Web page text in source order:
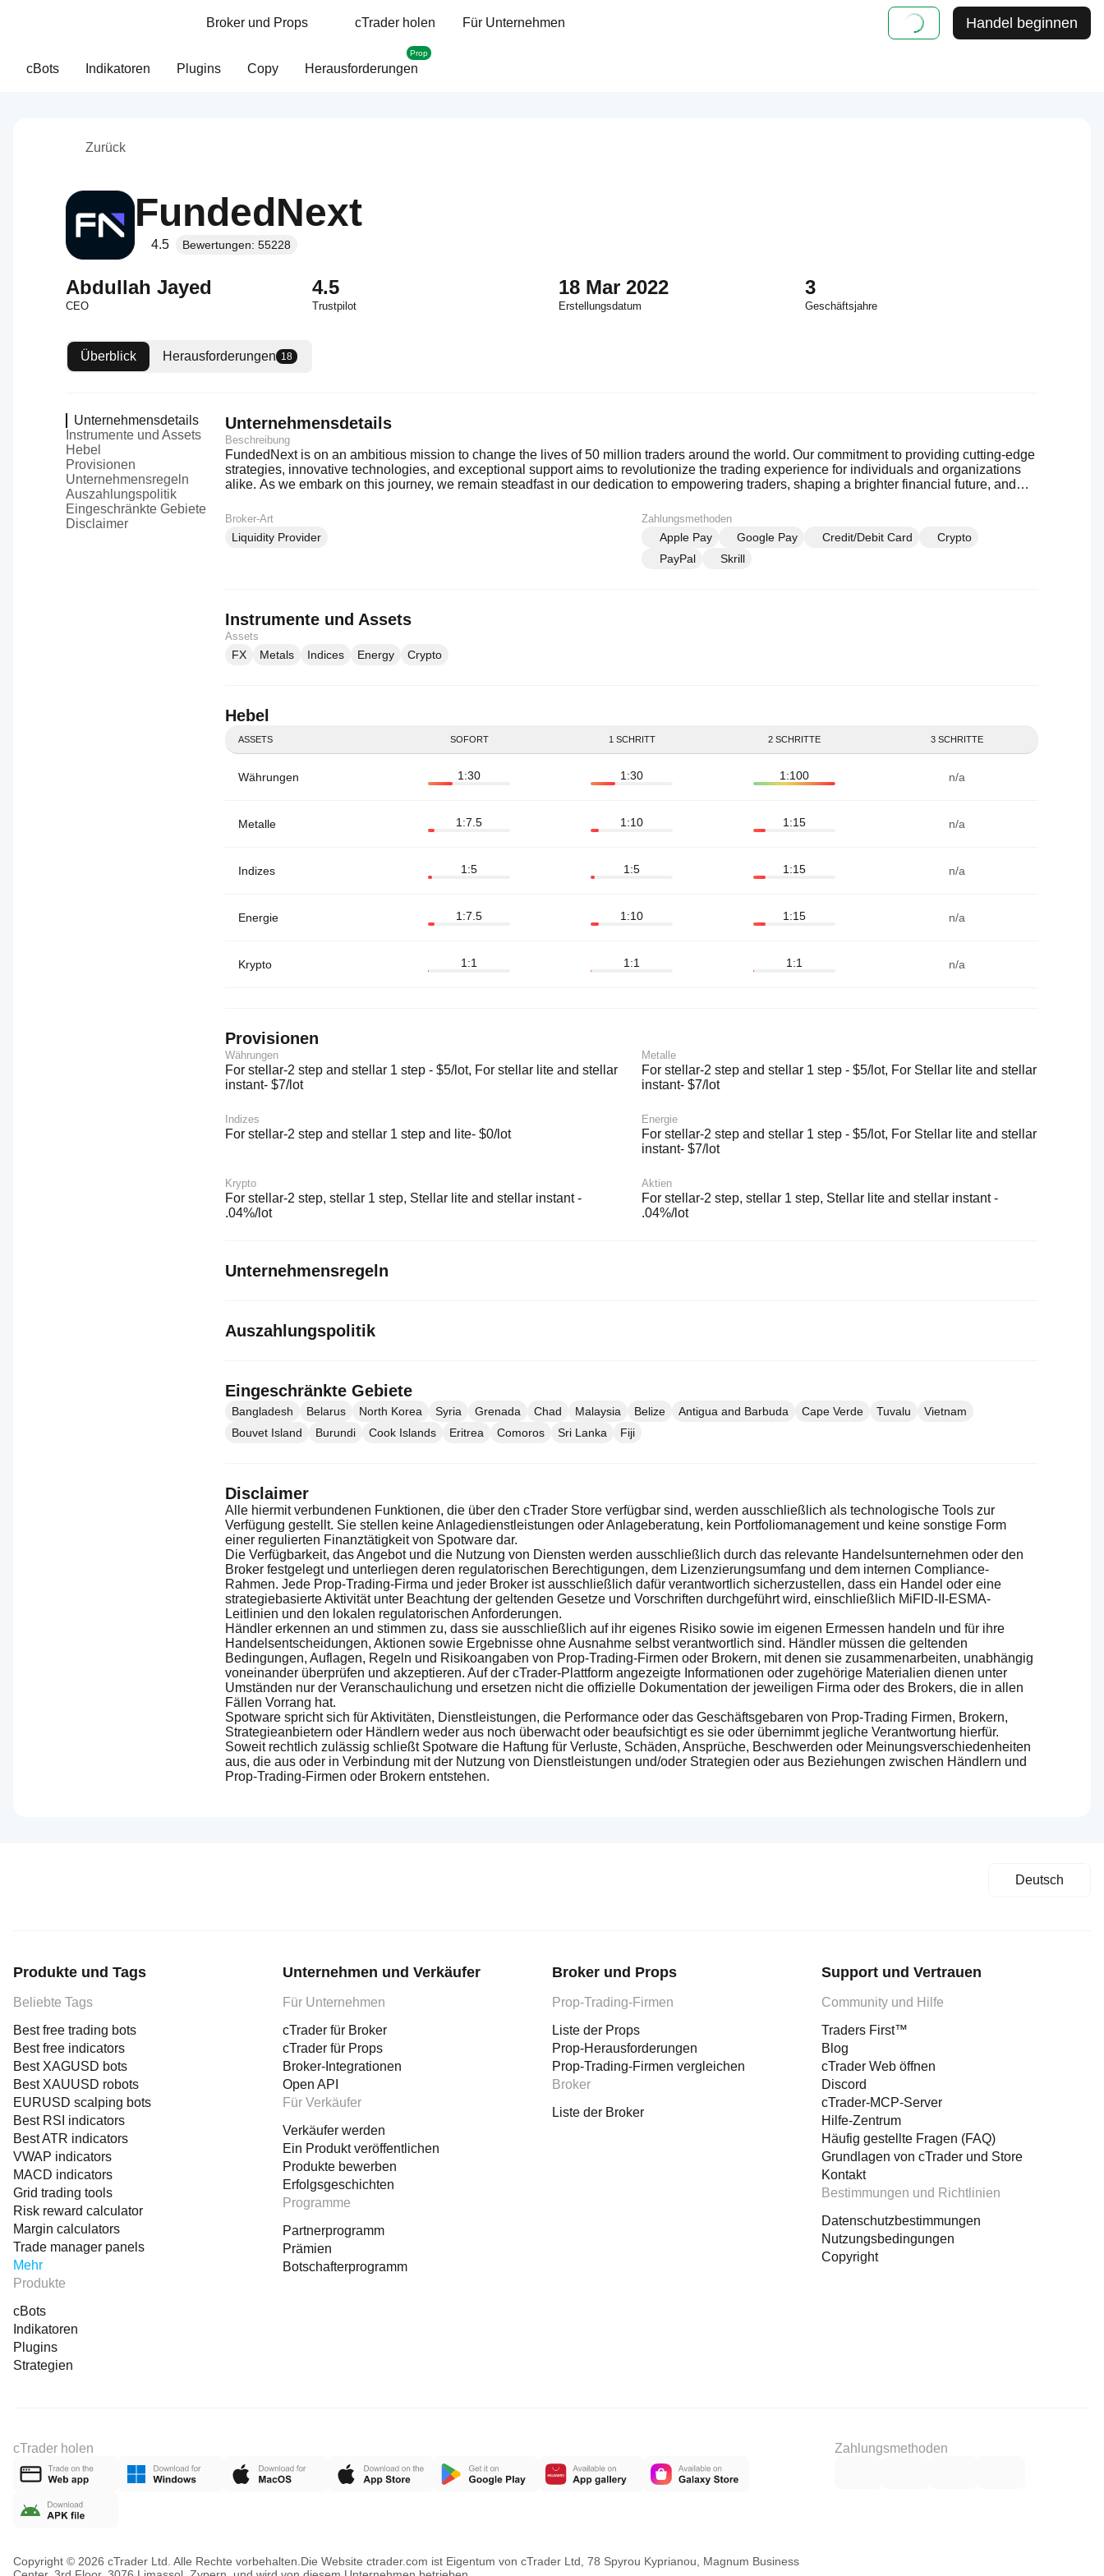
Broker und Props cTrader holen Für Unternehmen Handel beginnen
cBots Indikatoren Plugins Copy Herausforderungen
Prop
Zurück
FundedNext
4.5 Bewertungen: 55228
Abdullah Jayed
CEO
4.5
Trustpilot
18 Mar 2022
Erstellungsdatum
3
Geschäftsjahre
Überblick Herausforderungen 18
Unternehmensdetails
Instrumente und Assets
Hebel
Provisionen
Unternehmensregeln
Auszahlungspolitik
Eingeschränkte Gebiete
Disclaimer
Unternehmensdetails
Beschreibung
FundedNext is on an ambitious mission to change the lives of 50 million traders around the world. Our commitment to providing cutting-edge
strategies, innovative technologies, and exceptional support aims to revolutionize the trading experience for individuals and organizations
alike. As we embark on this journey, we remain steadfast in our dedication to empowering traders, shaping a brighter financial future, and
Broker-Art
Liquidity Provider
Zahlungsmethoden
Apple Pay Google Pay Credit/Debit Card
Crypto
PayPal
Skrill
Instrumente und Assets
Assets
FX Metals Indices Energy Crypto
Hebel
ASSETS SOFORT 1 SCHRITT 2 SCHRITTE 3 SCHRITTE
Währungen 1:30 1:30 1:100 n/a
Metalle 1:7.5 1:10 1:15 n/a
Indizes 1:5 1:5 1:15 n/a
Energie 1:7.5 1:10 1:15 n/a
Krypto 1:1 1:1 1:1 n/a
Provisionen
Währungen
For stellar-2 step and stellar 1 step - $5/lot, For stellar lite and stellar
instant- $7/lot
Metalle
For stellar-2 step and stellar 1 step - $5/lot, For Stellar lite and stellar
instant- $7/lot
Indizes
For stellar-2 step and stellar 1 step and lite- $0/lot
Energie
For stellar-2 step and stellar 1 step - $5/lot, For Stellar lite and stellar
instant- $7/lot
Krypto
For stellar-2 step, stellar 1 step, Stellar lite and stellar instant -
.04%/lot
Aktien
For stellar-2 step, stellar 1 step, Stellar lite and stellar instant -
.04%/lot
Unternehmensregeln
Auszahlungspolitik
Eingeschränkte Gebiete
Bangladesh Belarus North Korea Syria Grenada Chad Malaysia Belize Antigua and Barbuda Cape Verde Tuvalu
Vietnam
Bouvet Island
Burundi Cook Islands Eritrea Comoros Sri Lanka Fiji
Disclaimer
Alle hiermit verbundenen Funktionen, die über den cTrader Store verfügbar sind, werden ausschließlich als technologische Tools zur
Verfügung gestellt. Sie stellen keine Anlagedienstleistungen oder Anlageberatung, kein Portfoliomanagement und keine sonstige Form
einer regulierten Finanztätigkeit von Spotware dar.
Die Verfügbarkeit, das Angebot und die Nutzung von Diensten werden ausschließlich durch das relevante Handelsunternehmen oder den
Broker festgelegt und unterliegen deren regulatorischen Berechtigungen, dem Lizenzierungsumfang und dem internen Compliance-
Rahmen. Jede Prop-Trading-Firma und jeder Broker ist ausschließlich dafür verantwortlich sicherzustellen, dass ein Handel oder eine
strategiebasierte Aktivität unter Beachtung der geltenden Gesetze und Vorschriften durchgeführt wird, einschließlich MiFID-II-ESMA-
Leitlinien und den lokalen regulatorischen Anforderungen.
Händler erkennen an und stimmen zu, dass sie ausschließlich auf ihr eigenes Risiko sowie im eigenen Ermessen handeln und für ihre
Handelsentscheidungen, Aktionen sowie Ergebnisse ohne Ausnahme selbst verantwortlich sind. Händler müssen die geltenden
Bedingungen, Auflagen, Regeln und Risikoangaben von Prop-Trading-Firmen oder Brokern, mit denen sie zusammenarbeiten, unabhängig
voneinander überprüfen und akzeptieren. Auf der cTrader-Plattform angezeigte Informationen oder zugehörige Materialien dienen unter
Umständen nur der Veranschaulichung und ersetzen nicht die offizielle Dokumentation der jeweiligen Firma oder des Brokers, die in allen
Fällen Vorrang hat.
Spotware spricht sich für Aktivitäten, Dienstleistungen, die Performance oder das Geschäftsgebaren von Prop-Trading Firmen, Brokern,
Strategieanbietern oder Händlern weder aus noch überwacht oder beaufsichtigt es sie oder übernimmt jegliche Verantwortung hierfür.
Soweit rechtlich zulässig schließt Spotware die Haftung für Verluste, Schäden, Ansprüche, Beschwerden oder Meinungsverschiedenheiten
aus, die aus oder in Verbindung mit der Nutzung von Dienstleistungen und/oder Strategien oder aus Beziehungen zwischen Händlern und
Prop-Trading-Firmen oder Brokern entstehen.
Deutsch
Produkte und Tags
Beliebte Tags
Best free trading bots
Best free indicators
Best XAGUSD bots
Best XAUUSD robots
EURUSD scalping bots
Best RSI indicators
Best ATR indicators
VWAP indicators
MACD indicators
Grid trading tools
Risk reward calculator
Margin calculators
Trade manager panels
Mehr
Produkte
cBots
Indikatoren
Plugins
Strategien
Unternehmen und Verkäufer
Für Unternehmen
cTrader für Broker
cTrader für Props
Broker-Integrationen
Open API
Für Verkäufer
Verkäufer werden
Ein Produkt veröffentlichen
Produkte bewerben
Erfolgsgeschichten
Programme
Partnerprogramm
Prämien
Botschafterprogramm
Broker und Props
Prop-Trading-Firmen
Liste der Props
Prop-Herausforderungen
Prop-Trading-Firmen vergleichen
Broker
Liste der Broker
Support und Vertrauen
Community und Hilfe
Traders First™
Blog
cTrader Web öffnen
Discord
cTrader-MCP-Server
Hilfe-Zentrum
Häufig gestellte Fragen (FAQ)
Grundlagen von cTrader und Store
Kontakt
Bestimmungen und Richtlinien
Datenschutzbestimmungen
Nutzungsbedingungen
Copyright
cTrader holen Zahlungsmethoden
Copyright © 2026 cTrader Ltd. Alle Rechte vorbehalten. Die Website ctrader.com ist Eigentum von cTrader Ltd, 78 Spyrou Kyprianou, Magnum Business